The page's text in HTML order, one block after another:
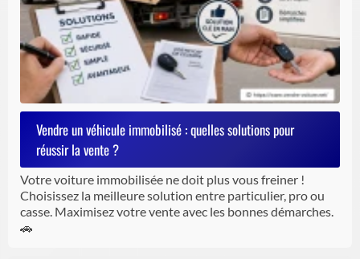
Vendre un véhicule immobilisé : quelles solutions pour
réussir la vente ?
Votre voiture immobilisée ne doit plus vous freiner !
Choisissez la meilleure solution entre particulier, pro ou
casse. Maximisez votre vente avec les bonnes démarches.
🚗